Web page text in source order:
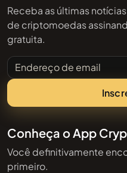
Receba as últimas
de criptomoedas
gratuita.
Endereço de email
Conheça o App
Você definitivamente
primeiro.